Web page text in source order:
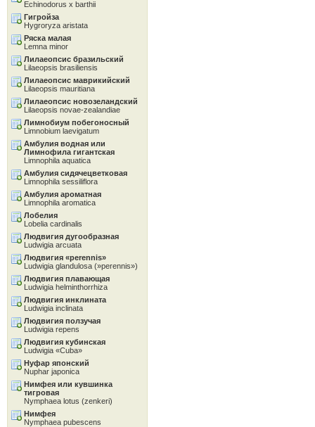
Echinodorus x barthii
Гигройза
Hygroryza aristata
Ряска малая
Lemna minor
Лилаеопсис бразильский
Lilaeopsis brasiliensis
Лилаеопсис маврикийский
Lilaeopsis mauritiana
Лилаеопсис новозеландский
Lilaeopsis novae-zealandiae
Лимнобиум побегоносный
Limnobium laevigatum
Амбулия водная или
Лимнофила гигантская
Limnophila aquatica
Амбулия сидячецветковая
Limnophila sessiliflora
Амбулия ароматная
Limnophila aromatica
Лобелия
Lobelia cardinalis
Людвигия дугообразная
Ludwigia arcuata
Людвигия «perennis»
Ludwigia glandulosa (»perennis»)
Людвигия плавающая
Ludwigia helminthorrhiza
Людвигия инклината
Ludwigia inclinata
Людвигия ползучая
Ludwigia repens
Людвигия кубинская
Ludwigia «Cuba»
Нуфар японский
Nuphar japonica
Нимфея или кувшинка
тигровая
Nymphaea lotus (zenkeri)
Нимфея
Nymphaea pubescens